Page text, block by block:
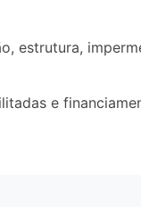
estrutura,
e